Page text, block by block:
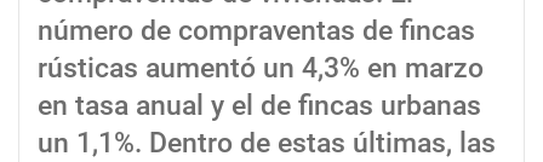
número de compraventas de fincas
rústicas aumentó un 4,3% en marzo
en tasa anual y el de fincas urbanas
un 1,1%. Dentro de estas últimas, las